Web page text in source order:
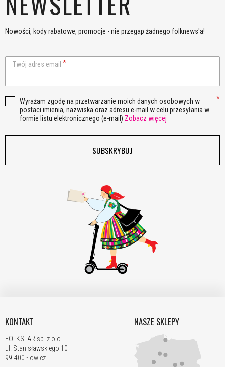
Nowości, kody rabatowe, promocje - nie przegap żadnego folknews'a!
Twój adres email
SUBSKRYBUJ
Wyrażam zgodę na przetwarzanie moich danych osobowych w
postaci imienia, nazwiska oraz adresu e-mail w celu przesyłania w
formie listu elektronicznego (e-mail) Zobacz więcej
KONTAKT
FOLKSTAR sp. z o.o.
ul. Stanisławskiego 10
99-400 Łowicz
NASZE SKLEPY